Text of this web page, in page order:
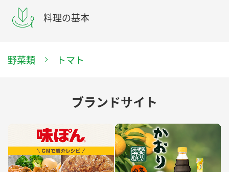
料理の基本
野菜類 トマト
ブランドサイト